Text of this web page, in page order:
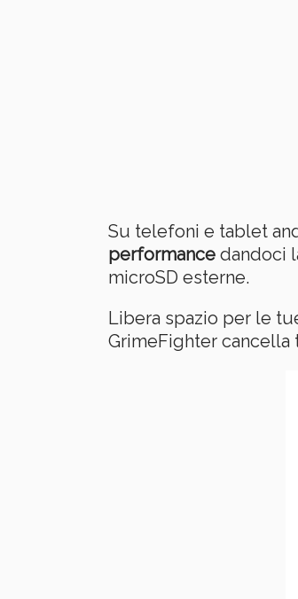
Su telefoni e tablet
performance dandoci
microSD esterne.
Libera spazio per le
GrimeFighter